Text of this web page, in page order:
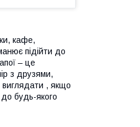
кафе,
підійти до
– це
з друзями,
виглядати , якщо
будь-якого